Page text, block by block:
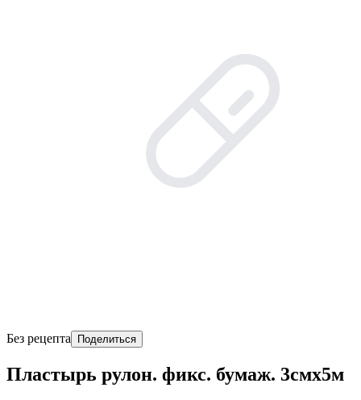
Без рецепта Поделиться
Пластырь рулон. фикс. бумаж. 3смх5м